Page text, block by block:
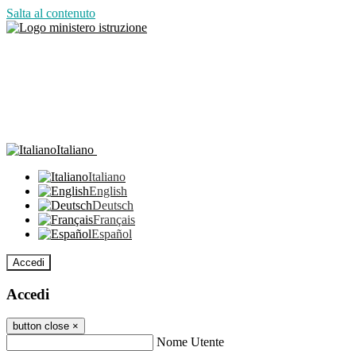
Salta al contenuto
Italiano
Italiano
English
Deutsch
Français
Español
Accedi
Accedi
button close ×
Nome Utente